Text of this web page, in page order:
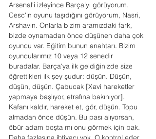
Arsenal'i izleyince Barça'yı görüyorum.
Cesc'in oyunu taşıdığını görüyorum, Nasri,
Arshavin. Onlarla bizim aramızdaki fark,
bizde oynamadan önce düşünen daha çok
oyuncu var. Eğitim bunun anahtarı. Bizim
oyuncularımız 10 veya 12 senedir
buradalar. Barça'ya ilk geldiğinizde size
öğrettikleri ilk şey şudur: düşün. Düşün,
düşün, düşün. Çabucak [Xavi hareketler
yapmaya başlıyor, etrafına bakınıyor].
Kafanı kaldır, hareket et, gör, düşün. Topu
almadan önce düşün. Bu pası alıyorsan,
öbür adam boşta mı onu görmek için bak.